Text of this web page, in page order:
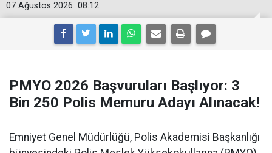
08:12
07 Ağustos 2026
PMYO 2026 Başvuruları Başlıyor: 3
Bin 250 Polis Memuru Adayı Alınacak!
Emniyet Genel Müdürlüğü, Polis Akademisi Başkanlığı